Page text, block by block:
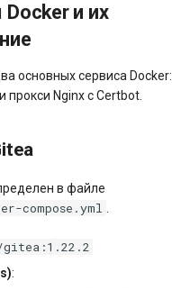
и их
основных сервиса Docker:
прокси Nginx с Certbot.
в файле
compose.yml .
: